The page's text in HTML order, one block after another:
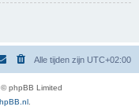
Alle tijden zijn UTC+02:00
phpBB Limited